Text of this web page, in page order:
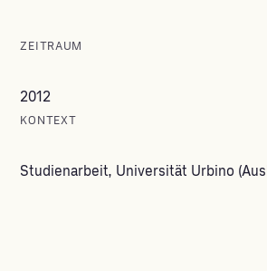
ZEITRAUM
2012
KONTEXT
Studienarbeit, Universität Urbino